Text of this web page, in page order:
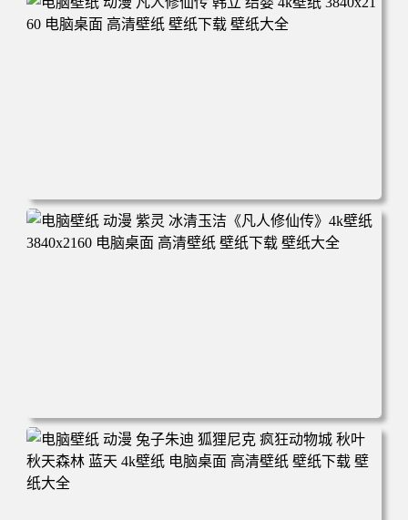
年回忆 荷塘荷叶 蜡笔小新 电脑桌面 高清壁纸 壁纸下载 壁
电脑壁纸 动漫 凡人修仙传 韩立 结婴 4k壁纸 3840x2160 电
脑桌面 高清壁纸 壁纸下载 壁纸大全
电脑壁纸 动漫 紫灵 冰清玉洁《凡人修仙传》4k壁纸 3840x2
160 电脑桌面 高清壁纸 壁纸下载 壁纸大全